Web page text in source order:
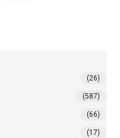
(26)
(587)
(66)
(17)